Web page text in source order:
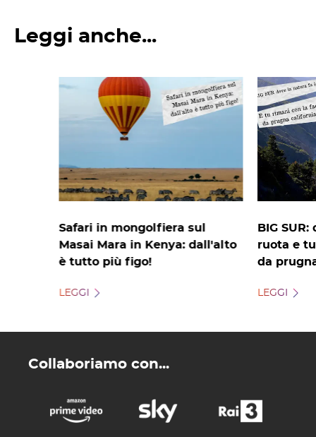
Leggi anche...
Safari in mongolfiera sul
Masai Mara in Kenya: dall'alto
è tutto più figo!
LEGGI
BIG
ruota e
da
LEGGI
Collaboriamo con...